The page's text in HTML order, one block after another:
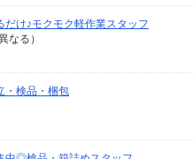
だけ♪モクモク軽作業スタッフ
なる）
・検品・梱包